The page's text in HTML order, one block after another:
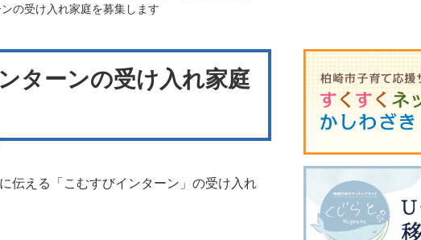
の受け入れ家庭を募集します
ターンの受け入れ家庭
伝える「こむすびインターン」の受け入れ